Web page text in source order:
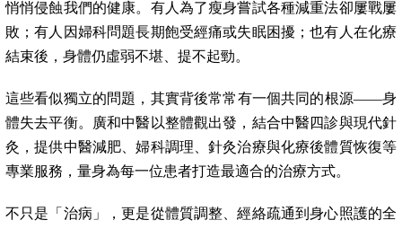
悄悄侵蝕我們的健康。有人為了瘦身嘗試各種減重法卻屢戰屢
敗；有人因婦科問題長期飽受經痛或失眠困擾；也有人在化療
結束後，身體仍虛弱不堪、提不起勁。
這些看似獨立的問題，其實背後常常有一個共同的根源——身
體失去平衡。廣和中醫以整體觀出發，結合中醫四診與現代針
灸，提供中醫減肥、婦科調理、針灸治療與化療後體質恢復等
專業服務，量身為每一位患者打造最適合的治療方式。
不只是「治病」，更是從體質調整、經絡疏通到身心照護的全